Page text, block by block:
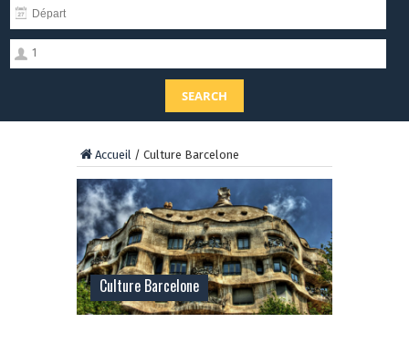
1
SEARCH
Accueil / Culture Barcelone
Culture Barcelone